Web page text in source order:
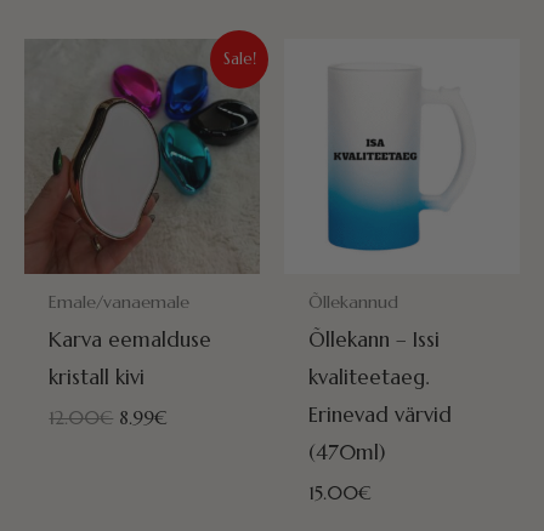
Sale!
POSTITAMISEKS VALMIS HOMME!
Emale/vanaemale
Karva eemalduse
kristall kivi
12.00€
hind
oli:
12.00€.
8.99€
Praegune
hind
on:
8.99€.
POSTITAMISEKS VALMIS
Õllekannud
Õllekann – Issi
kvaliteetaeg.
Erinevad värvid
(470ml)
15.00€